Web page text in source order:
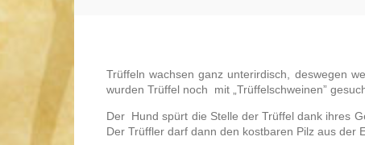
Trüffeln wachsen ganz unterirdisch, deswegen
wurden Trüffel noch mit „Trüffelschweinen”
Der Hund spürt die Stelle der Trüffel dank ihres
Der Trüffler darf dann den kostbaren Pilz aus der